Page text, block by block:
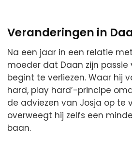
Veranderingen in
Na een jaar in een relatie
moeder dat Daan zijn passie
begint te verliezen. Waar hij
hard, play hard’-principe
de adviezen van Josja op te
overweegt hij zelfs een
baan.